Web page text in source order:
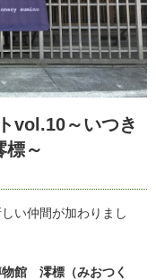
vol.10～いつき
標～
い仲間が加わりまし
館 澪標（みおつく